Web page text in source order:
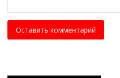
Оставить комментарий